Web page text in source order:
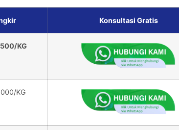
Konsultasi Gratis
KG
KG